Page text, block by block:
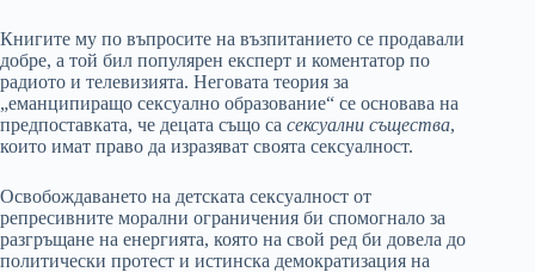
Книгите му по въпросите на възпитанието се продавали
добре, а той бил популярен експерт и коментатор по
радиото и телевизията. Неговата теория за
„еманципиращо сексуално образование“ се основава на
предпоставката, че децата също са сексуални същества,
които имат право да изразяват своята сексуалност.
Освобождаването на детската сексуалност от
репресивните морални ограничения би спомогнало за
разгръщане на енергията, която на свой ред би довела до
политически протест и истинска демократизация на